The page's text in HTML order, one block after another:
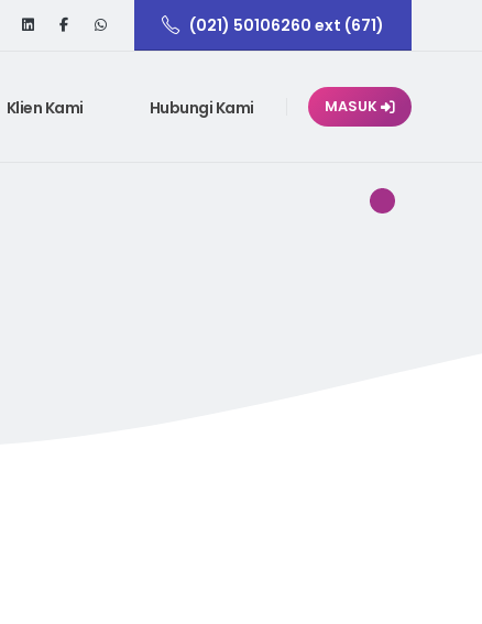
(021) 50106260 ext (671)
Klien Kami Hubungi Kami MASUK